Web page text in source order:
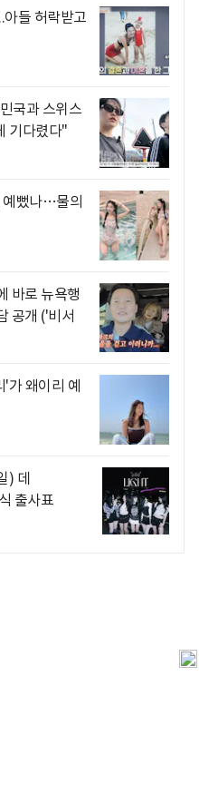
아들 허락받고
국과 스위스
기다렸다"
예뻤나…물의
바로 뉴욕행
공개 ('비서
가 왜이리 예
) 데
출사표